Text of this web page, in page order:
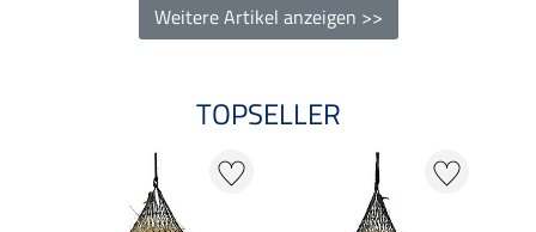
Weitere Artikel anzeigen >>
TOPSELLER